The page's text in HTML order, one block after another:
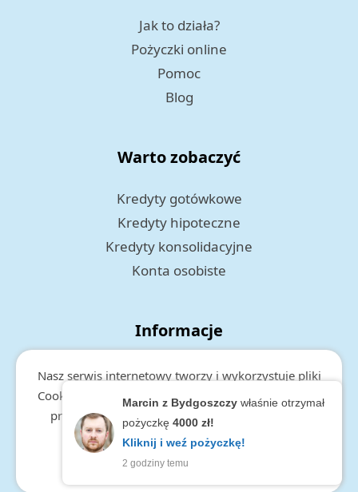
Nasz serwis internetowy tworzy i wykorzystuje pliki
Cookies. Więcej informacji o cookies, zakresie i celu
przetwarzania danych, znajduje się w
prywatności.
zamknij
Marcin z Bydgoszczy właśnie otrzymał
pożyczkę 4000 zł!
Kliknij i weź pożyczkę!
2 godziny temu
Jak to działa?
Pożyczki online
Pomoc
Blog
Warto zobaczyć
Kredyty gotówkowe
Kredyty hipoteczne
Kredyty konsolidacyjne
Konta osobiste
Informacje
Polityka prywatności
RODO
Copyright © 2026 Maksimum.pl